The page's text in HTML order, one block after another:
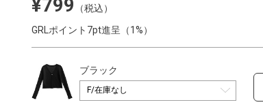
¥799
（税込）
GRLポイント7pt進呈（1%）
ブラック